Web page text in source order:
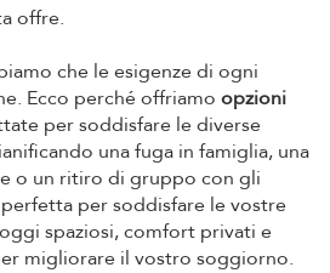
offre.
che le esigenze di ogni
Ecco perché offriamo opzioni
per soddisfare le diverse
una fuga in famiglia, una
o un ritiro di gruppo con gli
per soddisfare le vostre
spaziosi, comfort privati e
migliorare il vostro soggiorno.